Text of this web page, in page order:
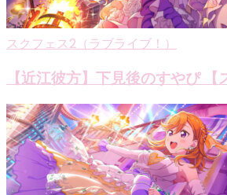
スクフェス2（ラブライブ！）
【近江彼方】下見後のすやぴ 【